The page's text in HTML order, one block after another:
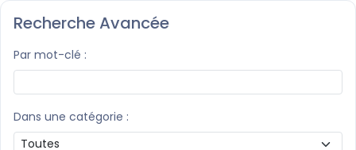
Recherche Avancée
Par mot-clé :
Dans une catégorie :